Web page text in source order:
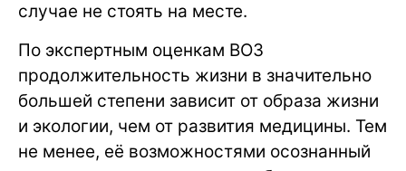
случае не стоять на месте.
По экспертным оценкам ВОЗ
продолжительность жизни в значительно
большей степени зависит от образа жизни
и экологии, чем от развития медицины. Тем
не менее, её возможностями осознанный